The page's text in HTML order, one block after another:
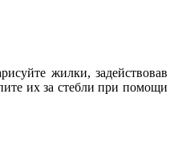
жилки, задействовав
их за стебли при помощи